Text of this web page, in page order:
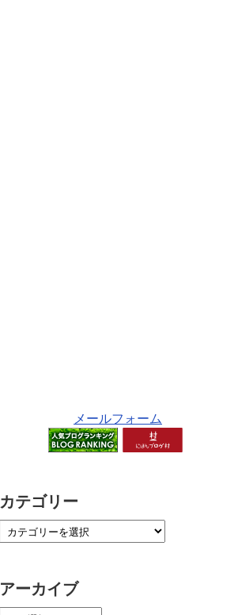
メールフォーム
カテゴリー
アーカイブ